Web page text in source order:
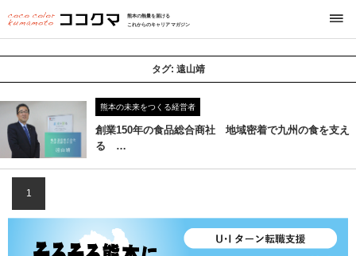
熊本の熱量を届ける
これからのキャリアマガジン
タグ: 遠山靖
熊本の未来をつくる経営者
創業150年の食品総合商社 地域密着で九州の食を支え
る …
1